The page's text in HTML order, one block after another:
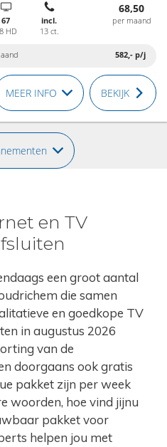
67
HD
incl.
13 ct.
68,50
per maand
582,- p/j
MEER INFO BEKIJK
en TV
een groot aantal
die samen
en goedkope TV
in augustus 2026
van de
doorgaans ook gratis
pakket zijn per week
woorden, hoe vind jijnu
pakket voor
helpen jou met